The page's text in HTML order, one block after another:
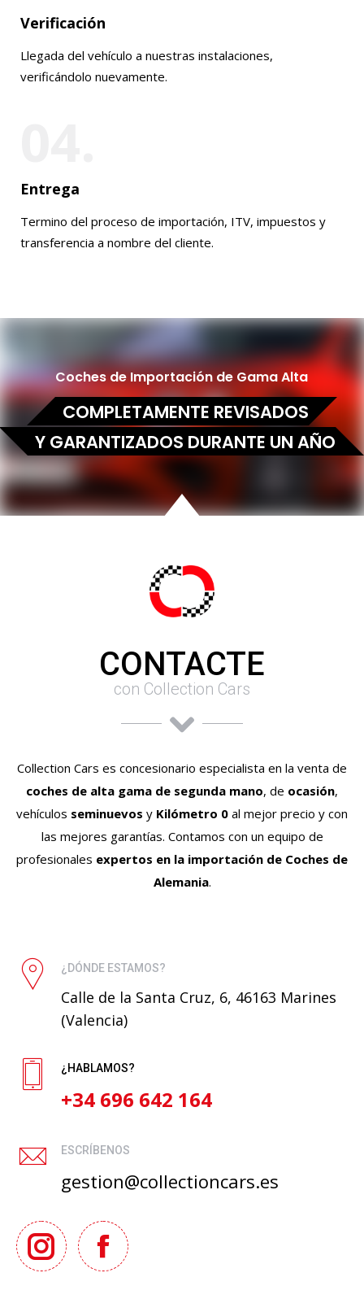
Verificación
Llegada del vehículo a nuestras instalaciones,
verificándolo nuevamente.
Entrega
Termino del proceso de importación, ITV, impuestos y
transferencia a nombre del cliente.
COMPLETAMENTE REVISADOS
Coches de Importación de Gama Alta
Y GARANTIZADOS DURANTE UN AÑO
CONTACTE
con Collection Cars
Collection Cars es concesionario especialista en la venta de
coches de alta gama de segunda mano, de ocasión,
vehículos seminuevos y Kilómetro 0 al mejor precio y con
las mejores garantías. Contamos con un equipo de
profesionales expertos en la importación de Coches de
Alemania.
¿DÓNDE ESTAMOS?
Calle de la Santa Cruz, 6, 46163 Marines
(Valencia)
¿HABLAMOS?
+34 696 642 164
ESCRÍBENOS
gestion@collectioncars.es